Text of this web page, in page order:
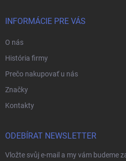
INFORMÁCIE PRE VÁS
O nás
História firmy
Prečo nakupovať u nás
Značky
Kontakty
ODEBÍRAT NEWSLETTER
Vložte svůj e-mail a my vám budeme